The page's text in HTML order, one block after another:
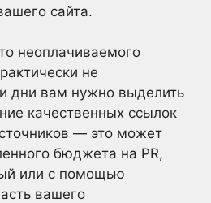
сайта.
неоплачиваемого
не
дни вам нужно выделить
качественных ссылок
— это может
бюджета на PR,
или с помощью
вашего